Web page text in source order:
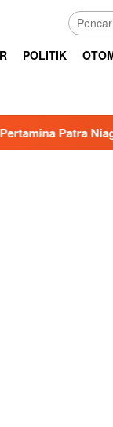
POLITIK
Gerak Cepat,